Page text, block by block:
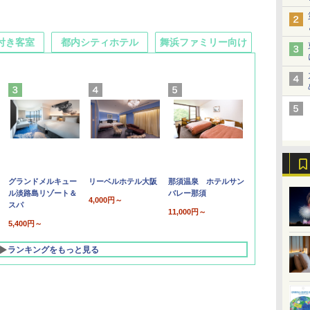
グランドメルキュー
ル淡路島リゾート＆
スパ
5,400円～
リーベルホテル大阪
4,000円～
那須温泉 ホテルサン
バレー那須
11,000円～
ランキングをもっと見る
き客室 都内シティホテル 舞浜ファミリー向け